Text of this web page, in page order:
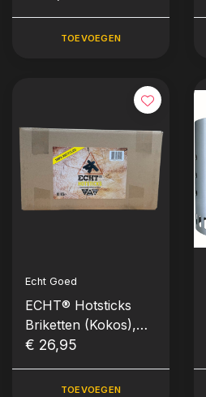
TOEVOEGEN
Echt Goed
ECHT® Hotsticks
Briketten (Kokos),
doos 10kg
€ 26,95
TOEVOEGEN